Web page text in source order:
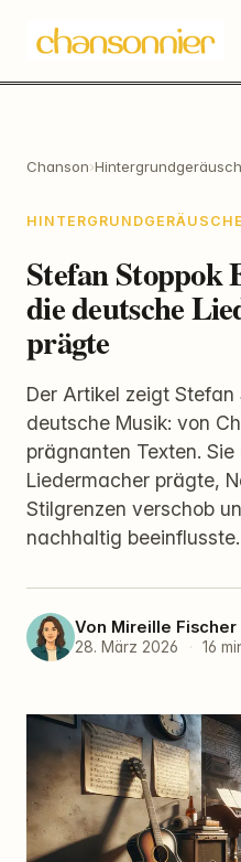
Chanson›
HINTERGRUNDGERÄUSCHE
Stefan Stoppok
die deutsche
prägte
Der Artikel zeigt
deutsche Musik: von
prägnanten Texten.
Liedermacher prägte,
Stilgrenzen verschob
nachhaltig beeinflusste.
Von Mireille Fischer
28. März 2026 · 16